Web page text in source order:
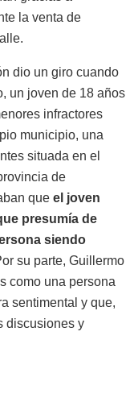
la venta de
dio un giro cuando
un joven de 18 años
infractores
municipio, una
situada en el
de
que el joven
presumía de
siendo
su parte, Guillermo
como una persona
sentimental y que,
discusiones y